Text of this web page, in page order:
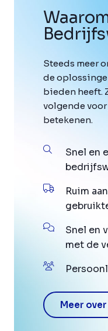
Steeds meer
de
bieden heeft.
volgende
betekenen.
Snel en
Ruim
Snel en
met de
Meer